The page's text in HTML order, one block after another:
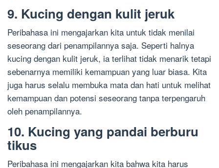
9. Kucing dengan kulit jeruk
Peribahasa ini mengajarkan kita untuk tidak menilai
seseorang dari penampilannya saja. Seperti halnya
kucing dengan kulit jeruk, ia terlihat tidak menarik tetapi
sebenarnya memiliki kemampuan yang luar biasa. Kita
juga harus selalu membuka mata dan hati untuk melihat
kemampuan dan potensi seseorang tanpa terpengaruh
oleh penampilannya.
10. Kucing yang pandai berburu
tikus
Peribahasa ini mengajarkan kita bahwa kita harus